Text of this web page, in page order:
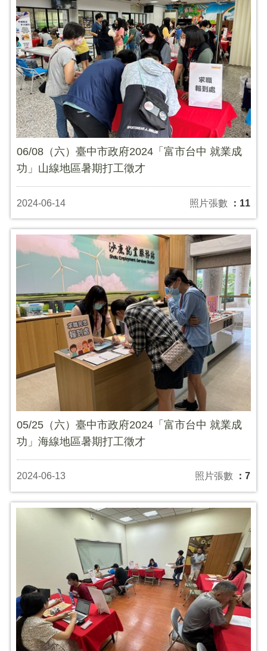
06/08（六）臺中市政府2024「富市台中 就業成
功」山線地區暑期打工徵才
2024-06-14 照片張數 ：11
05/25（六）臺中市政府2024「富市台中 就業成
功」海線地區暑期打工徵才
2024-06-13 照片張數 ：7